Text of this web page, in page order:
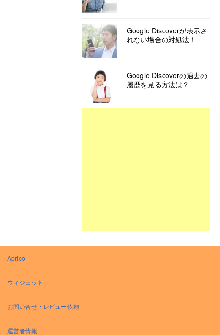
Google Discoverが表示さ
れない場合の対処法！
Google Discoverの過去の
履歴を見る方法は？
Aprico
ウィジェット
お問い合せ・レビュー依頼
運営者情報